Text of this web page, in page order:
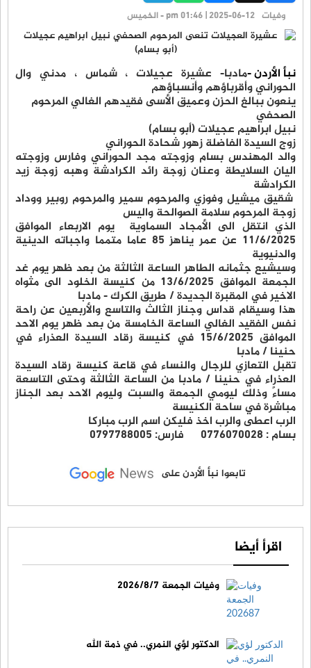
وفيات pm 01:46 | 2025-06-12 - الخميس
نبأ الأردن -مادبا- عشيرة عجيلات ، شماس ، مدني وال
الحوراني وأقرباؤهم وأنسباؤهم
ينعون ببالغ الحزن وعميق الأسى فقيدهم الغالي المرحوم
الصحفي
نبيل ابراهيم عجيلات (أبو بسام)
زوج السيدة الفاضلة زهور شحادة الحوراني
والد المهندس بسام وزوجته مجد الحوراني وفارس وزوجته
اليان السلايطة وعنان زوجة رائد الكرادشة وهبه زوجة زيد
الكرادشة
شقيق ميشيل وفوزي والمرحوم سمير والمرحوم روبير ووداد
زوجة المرحوم سلامة الصوالحة واليس
الذي انتقل الى الأمجاد السماوية يوم الاربعاء الموافق
١١/٦/٢٠٢٥ عن عمر يناهز ٨٥ عاما متمما واجباته الدينية
والدنيوية
وسيشيع جثمانه الطاهر الساعة الثالثة من بعد ظهر يوم غد
الجمعة الموافق ١٣/٦/٢٠٢٥ من كنيسة الخلود الى مثواه
الاخير في المقبرة الجديدة / طريق الكرك - مادبا
هذا وسيقام قداس وجناز الثالث والتاسع والأربعين عن راحة
نفس الفقيد الغالي الساعة الخامسة من بعد ظهر يوم الاحد
الموافق ١٥/٦/٢٠٢٥ في كنيسة رقاد السيدة العذراء في
حنينا / مادبا
تقبل التعازي للرجال والنساء في قاعة كنيسة رقاد السيدة
العذراء في حنينا / مادبا من الساعة الثالثة وحتى التاسعة
مساءً وذلك ليومي الجمعة والسبت وليوم الاحد بعد الجناز
مباشرة في ساحة الكنيسة
الرب اعطى والرب اخذ فليكن اسم الرب مباركا
بسام : ٠٧٧٦٠٧٠٠٢٨ فارس: ٠٧٩٧٧٨٨٠٠٥
تابعوا نبأ الأردن على
اقرأ أيضا
وفيات الجمعة 2026/8/7
الدكتور لؤي النمري.. في ذمة الله